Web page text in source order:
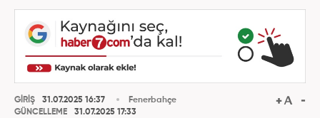
GİRİŞ
31.07.2025 16:37
GÜNCELLEME
31.07.2025 17:33
Fenerbahçe